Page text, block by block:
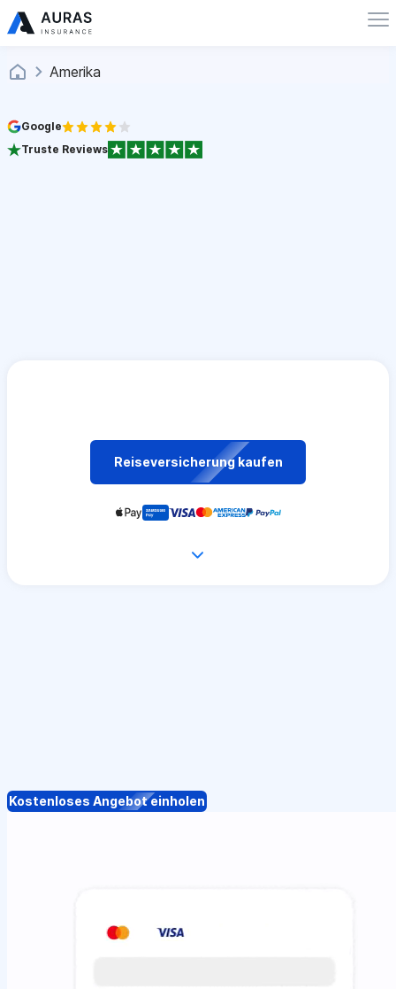
Amerika
Google
Truste Reviews
Reiseversicherung kaufen
Kostenloses Angebot einholen